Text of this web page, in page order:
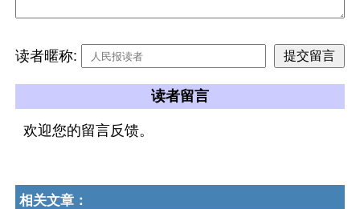
读者暱称:
读者留言
欢迎您的留言反馈。
相关文章：